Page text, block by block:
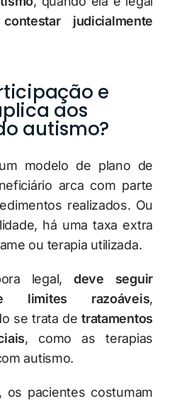
judicialmente
e
aos
autismo?
modelo de plano de
arca com parte
realizados. Ou
há uma taxa extra
ou terapia utilizada.
legal, deve seguir
limites razoáveis,
se trata detratamentos
, como as terapias
autismo.
os pacientes costumam